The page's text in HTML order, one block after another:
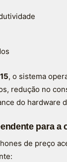
, o sistema
redução no
do hardware
para a
de preço